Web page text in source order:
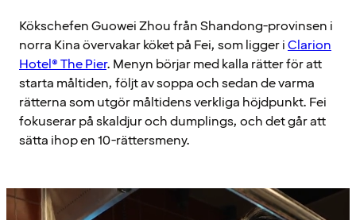
Kökschefen Guowei Zhou från Shandong-provinsen i
norra Kina övervakar köket på Fei, som ligger iClarion
Hotel® The Pier. Menyn börjar med kalla rätter för att
starta måltiden, följt av soppa och sedan de varma
rätterna som utgör måltidens verkliga höjdpunkt. Fei
fokuserar på skaldjur och dumplings, och det går att
sätta ihop en 10-rättersmeny.